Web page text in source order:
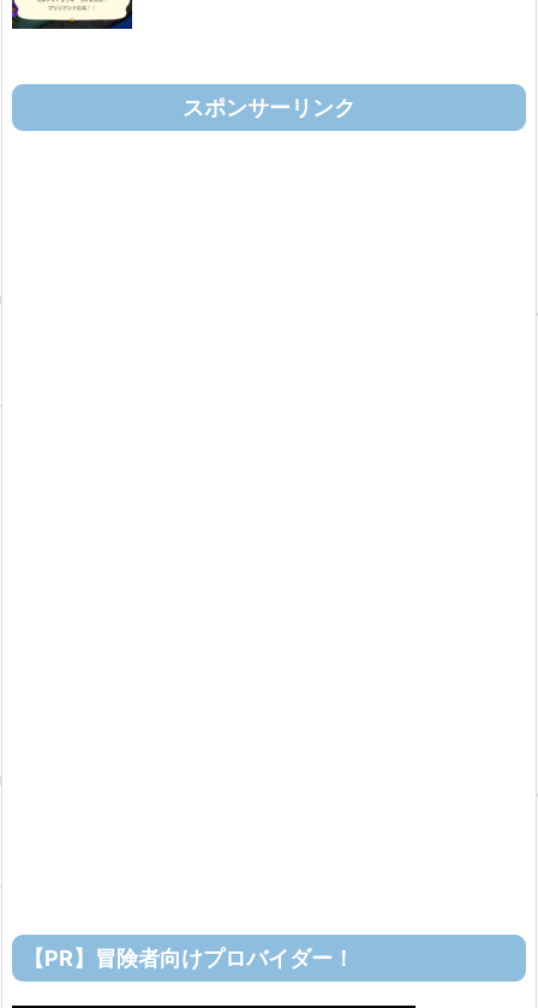
スポンサーリンク
【PR】冒険者向けプロバイダー！